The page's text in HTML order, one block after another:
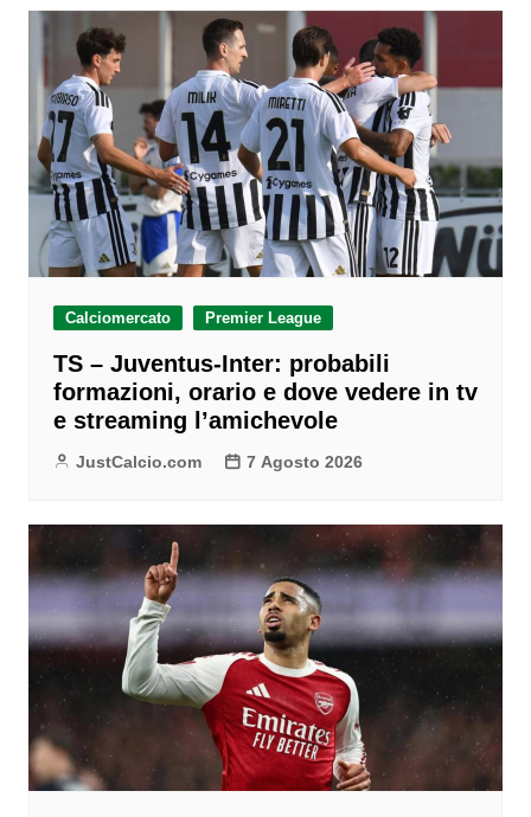
Calciomercato Premier League
TS – Juventus-Inter: probabili
formazioni, orario e dove vedere in tv
e streaming l’amichevole
JustCalcio.com 7 Agosto 2026